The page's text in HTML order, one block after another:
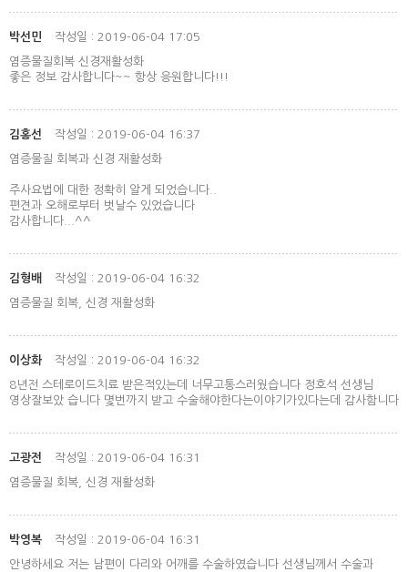
박선민 작성일 : 2019-06-04 17:05
염증물질회복 신경재활성화
좋은 정보 감사합니다~~ 항상 응원합니다!!!
김홍선 작성일 : 2019-06-04 16:37
염증물질 회복과 신경 재활성화
주사요법에 대한 정확히 알게 되었습니다..
편견과 오해로부터 벗날수 있었습니다
감사합니다...^^
김형배 작성일 : 2019-06-04 16:32
염증물질 회복, 신경 재활성화
이상화 작성일 : 2019-06-04 16:32
8년전 스테로이드치료 받은적있는데 너무고통스러웠습니다 정호석 선생님
영상잘보았 습니다 몇번까지 받고 수술해야한다는이야기가있다는데 감사함니다
고광전 작성일 : 2019-06-04 16:31
염증물질 회복, 신경 재활성화
박영복 작성일 : 2019-06-04 16:31
안녕하세요 저는 남편이 다리와 어깨를 수술하였습니다 선생님께서 수술과